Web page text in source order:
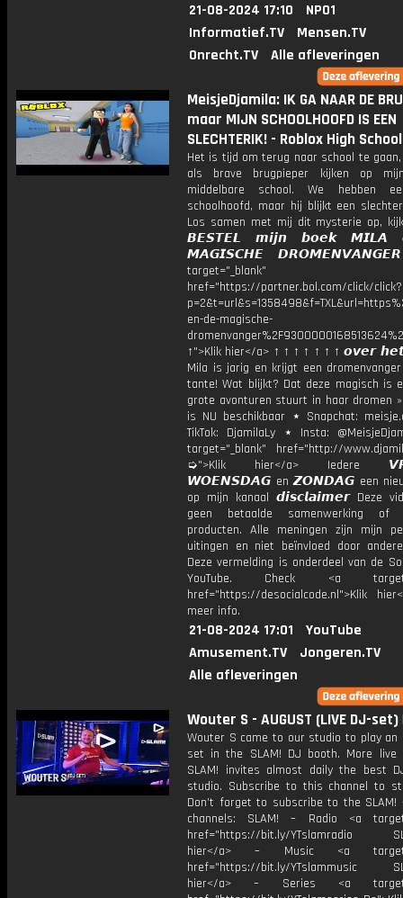
21-08-2024 17:10
NPO1
Informatief.TV
Mensen.TV
Onrecht.TV
Alle afleveringen
MeisjeDjamila: IK GA NAAR DE
maar MIJN SCHOOLHOOFD IS EEN
SLECHTERIK! - Roblox High School
Het is tijd om terug naar school te
als brave brugpieper kijken op
middelbare school. We hebben
schoolhoofd, maar hij blijkt een
Los samen met mij dit mysterie op,
𝘽𝙀𝙎𝙏𝙀𝙇 𝙢𝙞𝙟𝙣 𝙗𝙤𝙚𝙠 𝙈𝙄𝙇𝘼
𝙈𝘼𝙂𝙄𝙎𝘾𝙃𝙀
target="_blank"
href="https://partner.bol.com/click/click?
en-de-magische-
↑">Klik hier</a> ↑ ↑ ↑ ↑ ↑ ↑ ↑ 𝙤𝙫𝙚𝙧
Mila is jarig en krijgt een
tante! Wat blijkt? Dat deze magisch is
grote avonturen stuurt in haar dromen
is NU beschikbaar ⋆ Snapchat:
TikTok: DjamilaLy ⋆ Insta:
target="_blank" href="http://
➭">Klik hier</a> Iedere
𝙒𝙊𝙀𝙉𝙎𝘿𝘼𝙂 en 𝙕𝙊𝙉𝘿𝘼𝙂 een
op mijn kanaal 𝙙𝙞𝙨𝙘𝙡𝙖𝙞𝙢𝙚𝙧 Deze
geen betaalde samenwerking of
producten. Alle meningen zijn mijn
uitingen en niet beïnvloed door
Deze vermelding is onderdeel van de
YouTube. Check <a
href="https://desocialcode.nl">Klik
meer info.
21-08-2024 17:01
YouTube
Amusement.TV
Jongeren.TV
Alle afleveringen
Wouter S - AUGUST (LIVE DJ-set)
Wouter S came to our studio to play an
set in the SLAM! DJ booth. More live
SLAM! invites almost daily the best
studio. Subscribe to this channel to
Don’t forget to subscribe to the SLAM!
channels: SLAM! – Radio <a
href="https://bit.ly/YTslamradio
hier</a> – Music <a
href="https://bit.ly/YTslammusic
hier</a> – Series <a